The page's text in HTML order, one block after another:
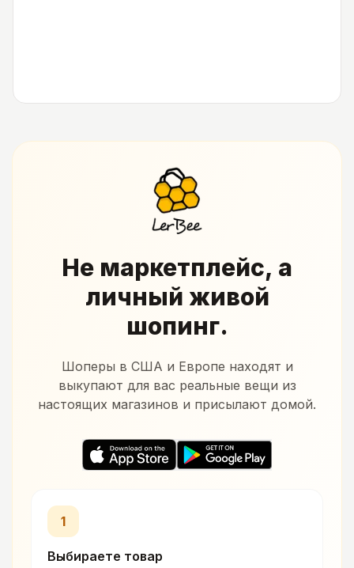
Не маркетплейс, а
личный живой
шопинг.
Шоперы в США и Европе находят и
выкупают для вас реальные вещи из
настоящих магазинов и присылают домой.
1
Выбираете товар